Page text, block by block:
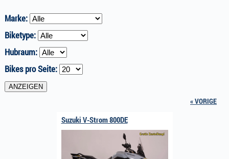
Marke:
Biketype:
Hubraum:
Bikes pro Seite:
« VORIGE
Suzuki V-Strom 800DE